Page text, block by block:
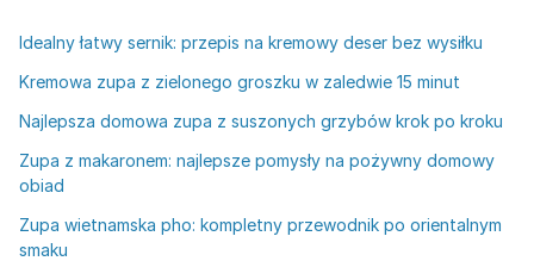
Idealny łatwy sernik: przepis na kremowy deser bez wysiłku
Kremowa zupa z zielonego groszku w zaledwie 15 minut
Najlepsza domowa zupa z suszonych grzybów krok po kroku
Zupa z makaronem: najlepsze pomysły na pożywny domowy
obiad
Zupa wietnamska pho: kompletny przewodnik po orientalnym
smaku